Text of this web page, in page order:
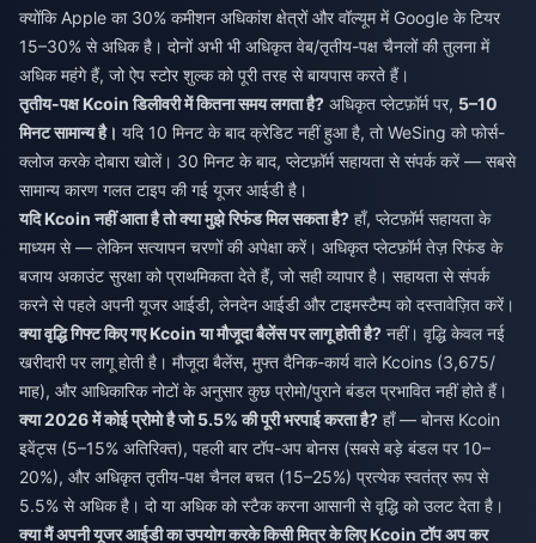
क्योंकि Apple का 30% कमीशन अधिकांश क्षेत्रों और वॉल्यूम में Google के टियर
15–30% से अधिक है। दोनों अभी भी अधिकृत वेब/तृतीय-पक्ष चैनलों की तुलना में
अधिक महंगे हैं, जो ऐप स्टोर शुल्क को पूरी तरह से बायपास करते हैं।
तृतीय-पक्ष Kcoin डिलीवरी में कितना समय लगता है? अधिकृत प्लेटफ़ॉर्म पर, 5–10
मिनट सामान्य है। यदि 10 मिनट के बाद क्रेडिट नहीं हुआ है, तो WeSing को फोर्स-
क्लोज करके दोबारा खोलें। 30 मिनट के बाद, प्लेटफ़ॉर्म सहायता से संपर्क करें — सबसे
सामान्य कारण गलत टाइप की गई यूजर आईडी है।
यदि Kcoin नहीं आता है तो क्या मुझे रिफंड मिल सकता है? हाँ, प्लेटफ़ॉर्म सहायता के
माध्यम से — लेकिन सत्यापन चरणों की अपेक्षा करें। अधिकृत प्लेटफ़ॉर्म तेज़ रिफंड के
बजाय अकाउंट सुरक्षा को प्राथमिकता देते हैं, जो सही व्यापार है। सहायता से संपर्क
करने से पहले अपनी यूजर आईडी, लेनदेन आईडी और टाइमस्टैम्प को दस्तावेज़ित करें।
क्या वृद्धि गिफ्ट किए गए Kcoin या मौजूदा बैलेंस पर लागू होती है? नहीं। वृद्धि केवल नई
खरीदारी पर लागू होती है। मौजूदा बैलेंस, मुफ्त दैनिक-कार्य वाले Kcoins (3,675/
माह), और आधिकारिक नोटों के अनुसार कुछ प्रोमो/पुराने बंडल प्रभावित नहीं होते हैं।
क्या 2026 में कोई प्रोमो है जो 5.5% की पूरी भरपाई करता है? हाँ — बोनस Kcoin
इवेंट्स (5–15% अतिरिक्त), पहली बार टॉप-अप बोनस (सबसे बड़े बंडल पर 10–
20%), और अधिकृत तृतीय-पक्ष चैनल बचत (15–25%) प्रत्येक स्वतंत्र रूप से
5.5% से अधिक है। दो या अधिक को स्टैक करना आसानी से वृद्धि को उलट देता है।
क्या मैं अपनी यूजर आईडी का उपयोग करके किसी मित्र के लिए Kcoin टॉप अप कर